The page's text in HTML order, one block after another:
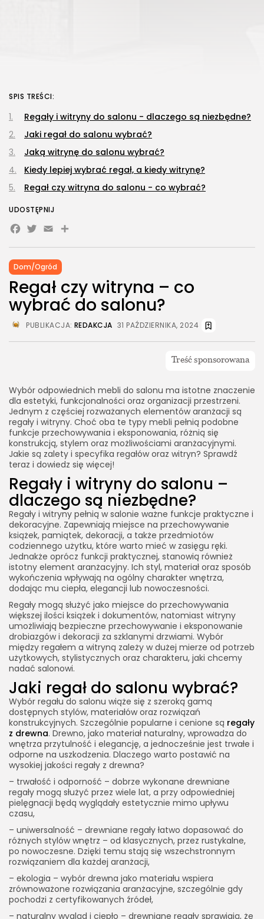
Dom/Ogród
Regał czy witryna – co
wybrać do salonu?
PUBLIKACJA: REDAKCJA 31 PAŹDZIERNIKA, 2024
Wybór odpowiednich mebli do salonu ma istotne znaczenie
dla estetyki, funkcjonalności oraz organizacji przestrzeni.
Jednym z częściej rozważanych elementów aranżacji są
regały i witryny. Choć oba te typy mebli pełnią podobne
funkcje przechowywania i eksponowania, różnią się
konstrukcją, stylem oraz możliwościami aranżacyjnymi.
Jakie są zalety i specyfika regałów oraz witryn? Sprawdź
teraz i dowiedz się więcej!
Regały i witryny do salonu –
dlaczego są niezbędne?
Regały i witryny pełnią w salonie ważne funkcje praktyczne i
dekoracyjne. Zapewniają miejsce na przechowywanie
książek, pamiątek, dekoracji, a także przedmiotów
codziennego użytku, które warto mieć w zasięgu ręki.
Jednakże oprócz funkcji praktycznej, stanowią również
istotny element aranżacyjny. Ich styl, materiał oraz sposób
wykończenia wpływają na ogólny charakter wnętrza,
dodając mu ciepła, elegancji lub nowoczesności.
Regały mogą służyć jako miejsce do przechowywania
większej ilości książek i dokumentów, natomiast witryny
umożliwiają bezpieczne przechowywanie i eksponowanie
drobiazgów i dekoracji za szklanymi drzwiami. Wybór
między regałem a witryną zależy w dużej mierze od potrzeb
użytkowych, stylistycznych oraz charakteru, jaki chcemy
nadać salonowi.
Jaki regał do salonu wybrać?
Wybór regału do salonu wiąże się z szeroką gamą
dostępnych stylów, materiałów oraz rozwiązań
konstrukcyjnych. Szczególnie popularne i cenione są regały
z drewna. Drewno, jako materiał naturalny, wprowadza do
wnętrza przytulność i elegancję, a jednocześnie jest trwałe i
odporne na uszkodzenia. Dlaczego warto postawić na
wysokiej jakości regały z drewna?
– trwałość i odporność – dobrze wykonane drewniane
regały mogą służyć przez wiele lat, a przy odpowiedniej
pielęgnacji będą wyglądały estetycznie mimo upływu
czasu,
– uniwersalność – drewniane regały łatwo dopasować do
różnych stylów wnętrz – od klasycznych, przez rustykalne,
po nowoczesne. Dzięki temu stają się wszechstronnym
rozwiązaniem dla każdej aranżacji,
– ekologia – wybór drewna jako materiału wspiera
zrównoważone rozwiązania aranżacyjne, szczególnie gdy
pochodzi z certyfikowanych źródeł,
– naturalny wygląd i ciepło – drewniane regały sprawiają, że
SPIS TREŚCI:
Regały i witryny do salonu - dlaczego są niezbędne?
Jaki regał do salonu wybrać?
Jaką witrynę do salonu wybrać?
Kiedy lepiej wybrać regał, a kiedy witrynę?
Regał czy witryna do salonu - co wybrać?
UDOSTĘPNIJ
Facebook
Twitter
EmailShare